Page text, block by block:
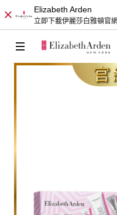
Elizabeth Arden
立即下載伊麗莎白雅頓官